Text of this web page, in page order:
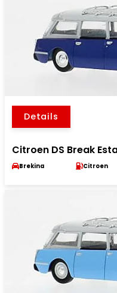
Details
Citroen DS Break
Brekina Citroen